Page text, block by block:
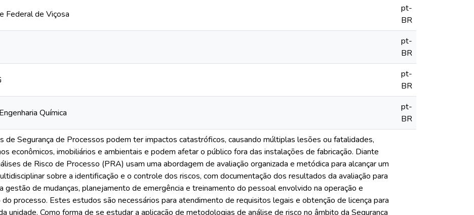
Federal de Viçosa
pt-
BR
pt-
BR
pt-
BR
Química
pt-
BR
de Segurança de Processos podem ter impactos catastróficos, causando múltiplas lesões ou fatalidades,
econômicos, imobiliários e ambientais e podem afetar o público fora das instalações de fabricação. Diante
de Risco de Processo (PRA) usam uma abordagem de avaliação organizada e metódica para alcançar um
sobre a identificação e o controle dos riscos, com documentação dos resultados da avaliação para
gestão de mudanças, planejamento de emergência e treinamento do pessoal envolvido na operação e
do processo. Estes estudos são necessários para atendimento de requisitos legais e obtenção de licença para
unidade. Como forma de se estudar a aplicação de metodologias de análise de risco no âmbito da Segurança